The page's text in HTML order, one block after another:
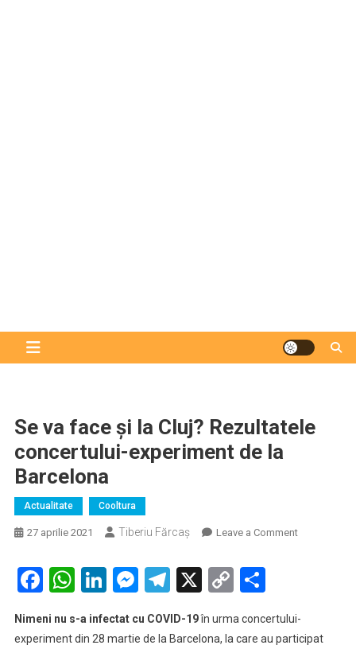
Se va face și la Cluj? Rezultatele
concertului-experiment de la
Barcelona
Actualitate Cooltura
27 aprilie 2021 Tiberiu Fărcaş Leave a Commenton
la
Cluj?
Facebook
WhatsApp
LinkedIn
Messenger
Telegram
X Copy
Nimeni nu s-a infectat cu COVID-19în urma concertului-
experiment din 28 martie de la Barcelona, la care au participat